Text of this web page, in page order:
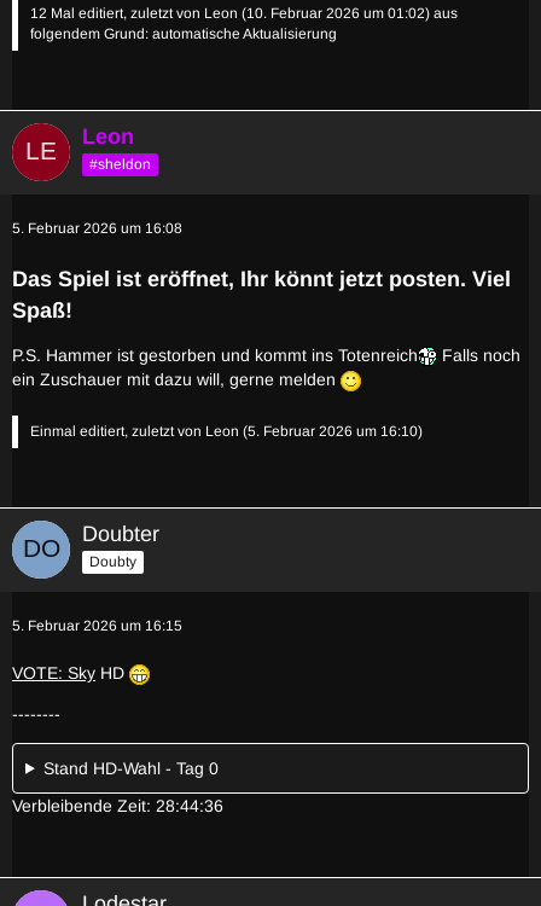
12 Mal editiert, zuletzt von Leon (10. Februar 2026 um 01:02) aus
folgendem Grund: automatische Aktualisierung
Leon
#sheldon
5. Februar 2026 um 16:08
Das Spiel ist eröffnet, Ihr könnt jetzt posten. Viel
Spaß!
P.S. Hammer ist gestorben und kommt ins Totenreich
Falls noch
ein Zuschauer mit dazu will, gerne melden
Einmal editiert, zuletzt von Leon (5. Februar 2026 um 16:10)
Doubter
Doubty
5. Februar 2026 um 16:15
VOTE: Sky HD
--------
Stand HD-Wahl - Tag 0
Verbleibende Zeit: 28:44:36